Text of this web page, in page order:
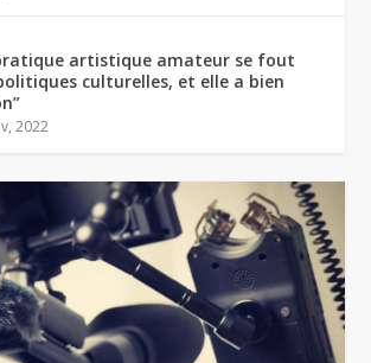
artistique amateur se fout
culturelles, et elle a bien
2022